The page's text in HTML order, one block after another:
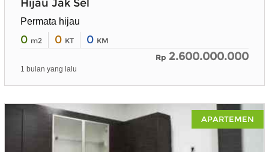
Hijau Jak Sel
Permata hijau
0 m2 0 KT 0 KM
Rp 2.600.000.000
1 bulan yang lalu
APARTEMEN